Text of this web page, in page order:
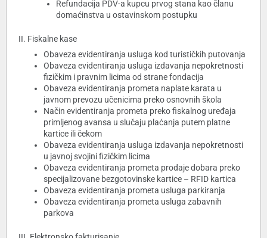
Refundacija PDV-a kupcu prvog stana kao članu
domaćinstva u ostavinskom postupku
II. Fiskalne kase
Obaveza evidentiranja usluga kod turističkih putovanja
Obaveza evidentiranja usluga izdavanja nepokretnosti
fizičkim i pravnim licima od strane fondacija
Obaveza evidentiranja prometa naplate karata u
javnom prevozu učenicima preko osnovnih škola
Način evidentiranja prometa preko fiskalnog uređaja
primljenog avansa u slučaju plaćanja putem platne
kartice ili čekom
Obaveza evidentiranja usluga izdavanja nepokretnosti
u javnoj svojini fizičkim licima
Obaveza evidentiranja prometa prodaje dobara preko
specijalizovane bezgotovinske kartice – RFID kartica
Obaveza evidentiranja prometa usluga parkiranja
Obaveza evidentiranja prometa usluga zabavnih
parkova